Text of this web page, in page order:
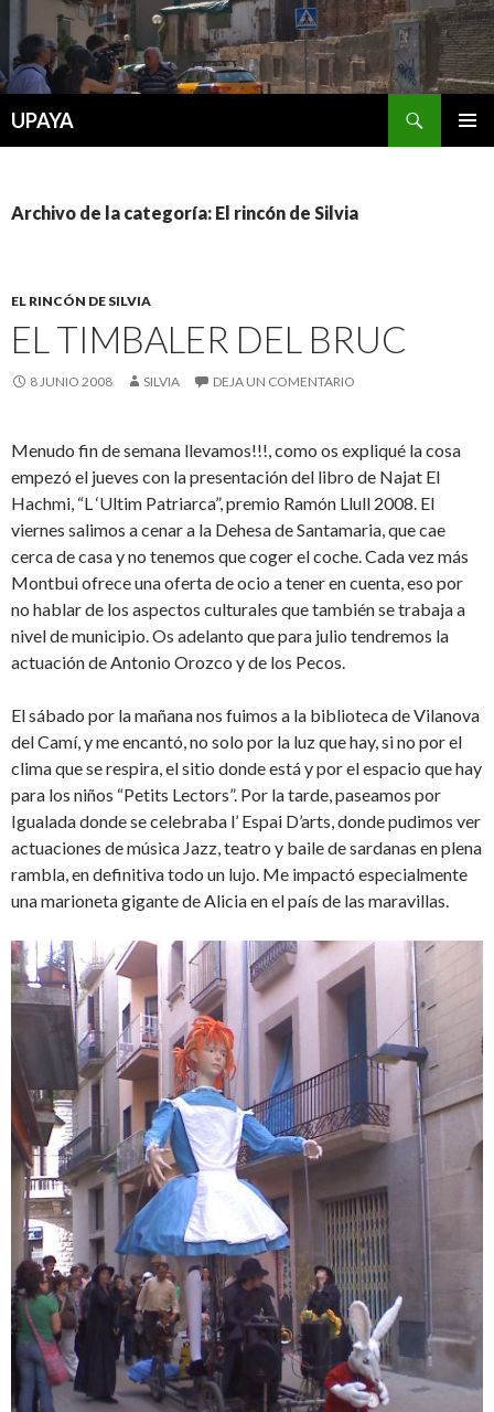
UPAYA
Archivo de la categoría: El rincón de Silvia
EL RINCÓN DE SILVIA
EL TIMBALER DEL BRUC
8 JUNIO 2008 SILVIA DEJA UN COMENTARIO
Menudo fin de semana llevamos!!!, como os expliqué la cosa
empezó el jueves con la presentación del libro de Najat El
Hachmi, “L ‘Ultim Patriarca”, premio Ramón Llull 2008. El
viernes salimos a cenar a la Dehesa de Santamaria, que cae
cerca de casa y no tenemos que coger el coche. Cada vez más
Montbui ofrece una oferta de ocio a tener en cuenta, eso por
no hablar de los aspectos culturales que también se trabaja a
nivel de municipio. Os adelanto que para julio tendremos la
actuación de Antonio Orozco y de los Pecos.
El sábado por la mañana nos fuimos a la biblioteca de Vilanova
del Camí, y me encantó, no solo por la luz que hay, si no por el
clima que se respira, el sitio donde está y por el espacio que hay
para los niños “Petits Lectors”. Por la tarde, paseamos por
Igualada donde se celebraba l’ Espai D’arts, donde pudimos ver
actuaciones de música Jazz, teatro y baile de sardanas en plena
rambla, en definitiva todo un lujo. Me impactó especialmente
una marioneta gigante de Alicia en el país de las maravillas.